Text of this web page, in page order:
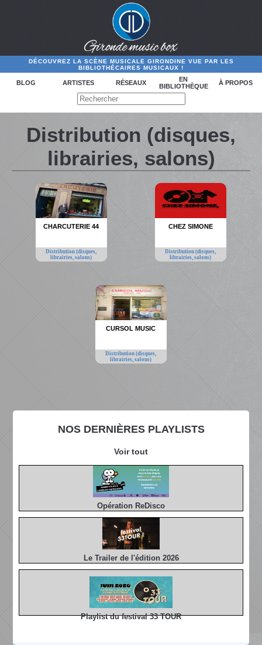
DÉCOUVREZ LA SCÈNE MUSICALE GIRONDINE VUE PAR LES
BIBLIOTHÉCAIRES MUSICAUX !
BLOG ARTISTES RÉSEAUX
EN
BIBLIOTHÈQUE
À PROPOS
NOS DERNIÈRES PLAYLISTS
Voir tout
Opération ReDisco
Le Trailer de l'édition 2026
Playlist du festival 33 TOUR
Distribution (disques,
librairies, salons)
CHARCUTERIE 44
Distribution (disques,
librairies, salons)
CHEZ SIMONE
Distribution (disques,
librairies, salons)
CURSOL MUSIC
Distribution (disques,
librairies, salons)